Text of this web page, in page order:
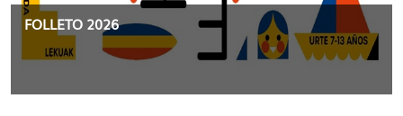
FOLLETO 2026